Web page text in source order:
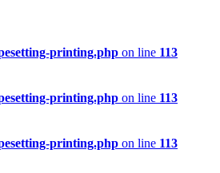
printing.php on line 113
printing.php on line 113
printing.php on line 113